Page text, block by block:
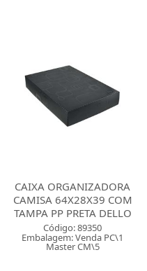
CAIXA ORGANIZADORA
CAMISA 64X28X39 COM
TAMPA PP PRETA DELLO
Código: 89350
Embalagem: Venda PC\1
Master CM\5